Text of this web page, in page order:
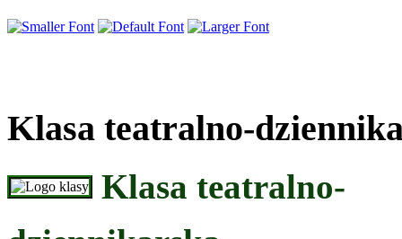
Klasa teatralno-
Klasa teatralno-